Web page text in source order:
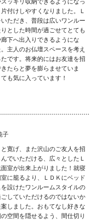
ッキリ収納できるようになっ
付けしやすくなりました。Ｌ
ただき、普段は広いワンルー
とした時間が過ごせてとても
下へ出入りできるようにな
主人のお仏壇スペースを考え
です。将来的にはお友達を招
たらと夢を膨らませていま
も気に入っています！
子
寛げ、また沢山のご友人を招
でいただける、広々としたＬ
面室が出来上がりました！就寝
に籠るより、ＬＤＫにベッド
を設けたワンルームスタイルの
していただけるのではないか
しました。おもてなし好きな
空間を隠せるよう、間仕切り